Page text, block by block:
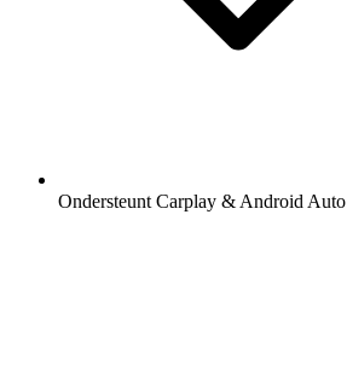
Ondersteunt Carplay & Android Auto